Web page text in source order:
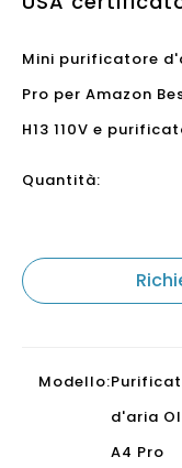
Mini purificatore
Pro per Amazon
H13 110V e
Quantità:
Modello:
d'aria
A4 Pro